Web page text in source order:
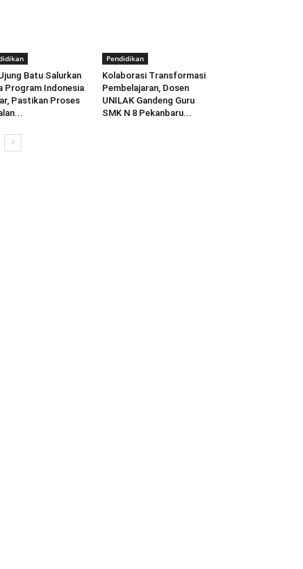
Batu Salurkan
Program Indonesia
Pastikan Proses
Pendidikan
Kolaborasi Transformasi
Pembelajaran, Dosen
UNILAK Gandeng Guru
SMK N 8 Pekanbaru...